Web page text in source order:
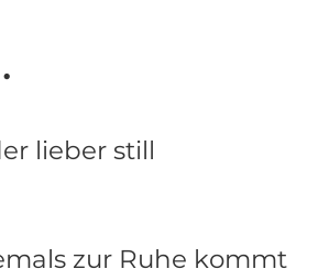
lieber still
zur Ruhe kommt